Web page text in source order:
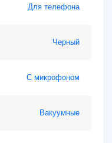
Для телефона
Черный
С микрофоном
Вакуумные